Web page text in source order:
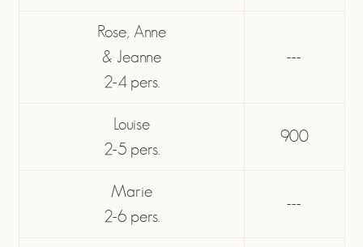
Rose, Anne
& Jeanne
2-4 pers.
---
Louise
2-5 pers.
900
Marie
2-6 pers.
---